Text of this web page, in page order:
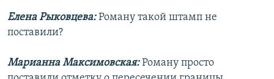
Елена Рыковцева:Роману такой штамп не
поставили?
Марианна Максимовская:Роману просто